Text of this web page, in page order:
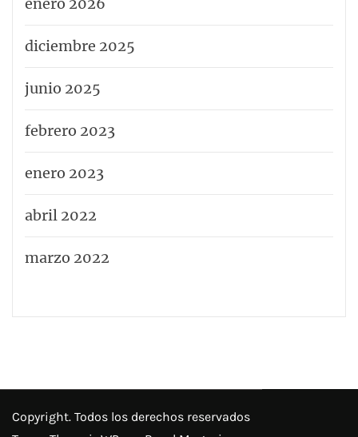
enero 2026
diciembre 2025
junio 2025
febrero 2023
enero 2023
abril 2022
marzo 2022
Copyright. Todos los derechos reservados